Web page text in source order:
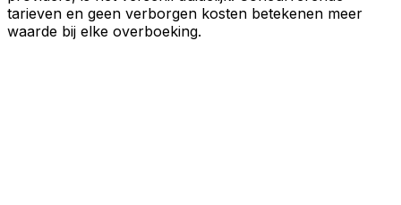
tarieven en geen verborgen kosten betekenen meer
waarde bij elke overboeking.